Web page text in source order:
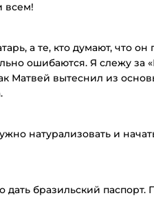
всем!
а те, кто думают, что он
ошибаются. Я слежу за
Матвей вытеснил из
натурализовать и
бразильский паспорт.